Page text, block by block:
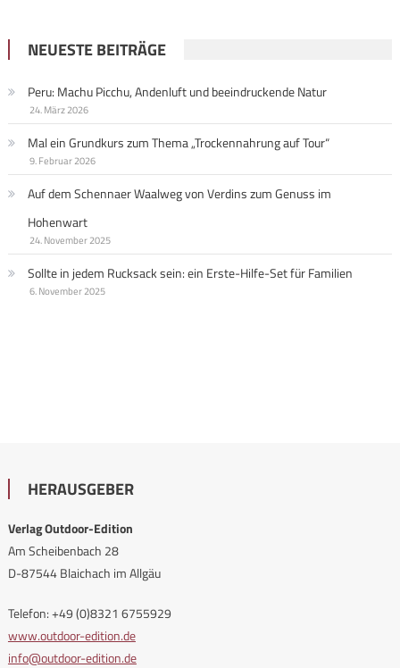
NEUESTE BEITRÄGE
Peru: Machu Picchu, Andenluft und beeindruckende Natur
24. März 2026
Mal ein Grundkurs zum Thema „Trockennahrung auf Tour“
9. Februar 2026
Auf dem Schennaer Waalweg von Verdins zum Genuss im
Hohenwart
24. November 2025
Sollte in jedem Rucksack sein: ein Erste-Hilfe-Set für Familien
6. November 2025
HERAUSGEBER
Verlag Outdoor-Edition
Am Scheibenbach 28
D-87544 Blaichach im Allgäu
Telefon: +49 (0)8321 6755929
www.outdoor-edition.de
info@outdoor-edition.de